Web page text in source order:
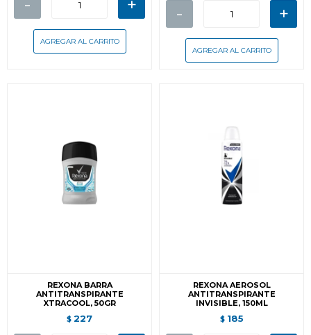
- + - +
REXONA BARRA
ANTITRANSPIRANTE
XTRACOOL, 50GR
$ 227
REXONA AEROSOL
ANTITRANSPIRANTE
INVISIBLE, 150ML
$ 185